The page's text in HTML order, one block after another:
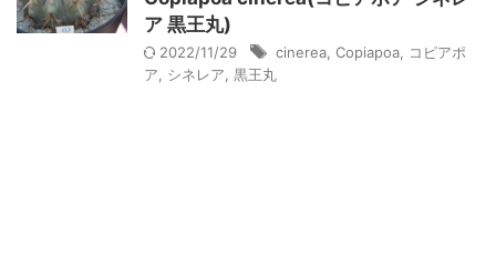
ア 黒王丸)
2022/11/29 cinerea Copiapoa
コピアポ
ア
シネレア 黒王丸